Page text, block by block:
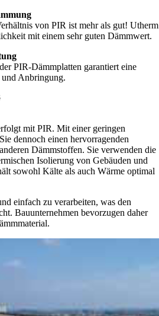
von PIR ist mehr als gut! Utherm
mit einem sehr guten Dämmwert.
PIR-Dämmplatten garantiert eine
Anbringung.
mit PIR. Mit einer geringen
dennoch einen hervorragenden
Dämmstoffen. Sie verwenden die
Isolierung von Gebäuden und
sowohl Kälte als auch Wärme optimal
einfach zu verarbeiten, was den
Bauunternehmen bevorzugen daher